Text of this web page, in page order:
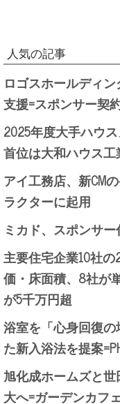
人気の記事
ロゴスホールディ
支援=スポンサー契
2025年度大手ハウ
首位は大和ハウス
アイ工務店、新CM
ラクターに起用
ミカド、スポンサ
主要住宅企業10社
価・床面積、8社が
が5千万円超
浴室を「心身回復
た新入浴法を提案
旭化成ホームズと
大へ=ガーデンカフ